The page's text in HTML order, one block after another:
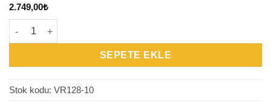
2.749,00₺
VR128-10 - 200W 48V Magnet Ray İçi Driver adet
SEPETE EKLE
Stok kodu: VR128-10